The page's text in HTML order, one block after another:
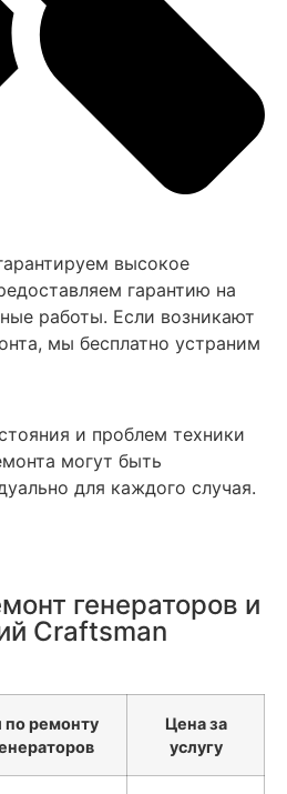
высокое
гарантию на
работы. Если возникают
мы бесплатно устраним
и проблем техники
могут быть
для каждого случая.
генераторов и
Craftsman
ремонту
Цена за
услугу